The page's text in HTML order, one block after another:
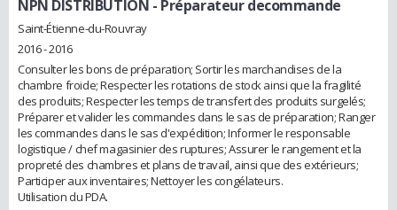
NPN DISTRIBUTION - Préparateur decommande
Saint-Étienne-du-Rouvray
2016 - 2016
Consulter les bons de préparation; Sortir les marchandises de la
chambre froide; Respecter les rotations de stock ainsi que la fragilité
des produits; Respecter les temps de transfert des produits surgelés;
Préparer et valider les commandes dans le sas de préparation; Ranger
les commandes dans le sas d'expédition; Informer le responsable
logistique / chef magasinier des ruptures; Assurer le rangement et la
propreté des chambres et plans de travail, ainsi que des extérieurs;
Participer aux inventaires; Nettoyer les congélateurs.
Utilisation du PDA.